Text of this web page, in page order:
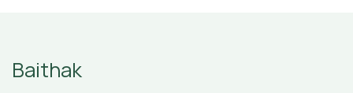
Baithak